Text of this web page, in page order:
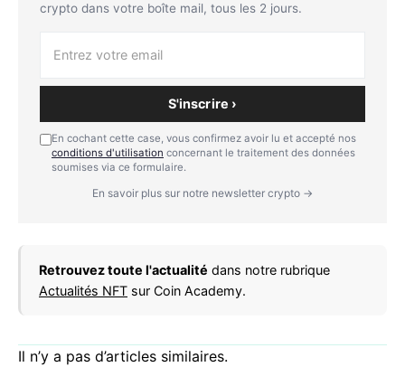
crypto dans votre boîte mail, tous les 2 jours.
S'inscrire ›
En cochant cette case, vous confirmez avoir lu et accepté nos
conditions d'utilisation concernant le traitement des données
soumises via ce formulaire.
En savoir plus sur notre newsletter crypto →
Retrouvez toute l'actualité dans notre rubrique
Actualités NFT sur Coin Academy.
Il n’y a pas d’articles similaires.